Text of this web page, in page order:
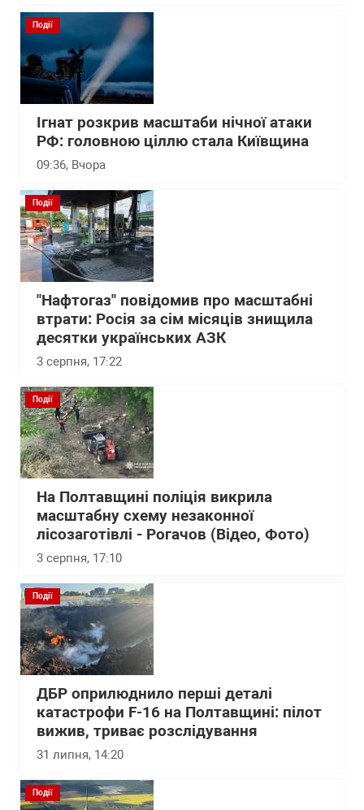
Події
Ігнат розкрив масштаби нічної атаки
РФ: головною ціллю стала Київщина
09:36, Вчора
Події
"Нафтогаз" повідомив про масштабні
втрати: Росія за сім місяців знищила
десятки українських АЗК
3 серпня, 17:22
Події
На Полтавщині поліція викрила
масштабну схему незаконної
лісозаготівлі - Рогачов (Відео, Фото)
3 серпня, 17:10
Події
ДБР оприлюднило перші деталі
катастрофи F-16 на Полтавщині: пілот
вижив, триває розслідування
31 липня, 14:20
Події